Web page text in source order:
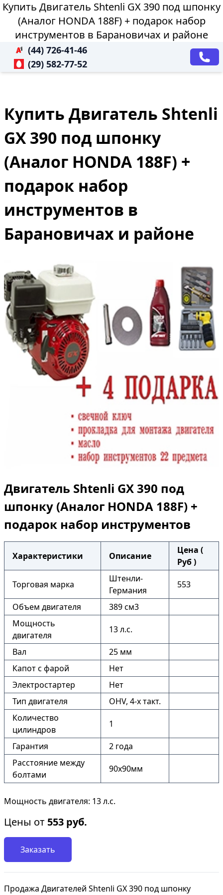
Купить Двигатель Shtenli GX 390 под шпонку
(Аналог HONDA 188F) + подарок набор
инструментов в Барановичах и районе
(44) 726-41-46
(29) 582-77-52
Купить Двигатель Shtenli
GX 390 под шпонку
(Аналог HONDA 188F) +
подарок набор
инструментов в
Барановичах и районе
Двигатель Shtenli GX 390 под
шпонку (Аналог HONDA 188F) +
подарок набор инструментов
Характеристики Описание
Цена (
Руб )
Торговая марка
Штенли-
Германия
553
Объем двигателя
389 см3
Мощность
двигателя
13 л.с.
Вал
25 мм
Капот с фарой
Нет
Электростартер
Нет
Тип двигателя
OHV, 4-x такт.
Количество
цилиндров
1
Гарантия
2 года
Расстояние между
болтами
90х90мм
Мощность двигателя: 13 л.с.
Цены от 553 руб.
Заказать
Продажа Двигателей Shtenli GX 390 под шпонку